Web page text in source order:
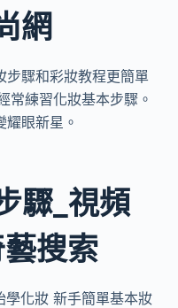
網
步驟和彩妝教程更簡單
常練習化妝基本步驟。
眼新星。
驟_視頻
搜索
化妝 新手簡單基本妝